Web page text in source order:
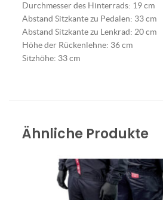
Durchmesser des Hinterrads: 19 cm
Abstand Sitzkante zu Pedalen: 33 cm
Abstand Sitzkante zu Lenkrad: 20 cm
Höhe der Rückenlehne: 36 cm
Sitzhöhe: 33 cm
Ähnliche Produkte